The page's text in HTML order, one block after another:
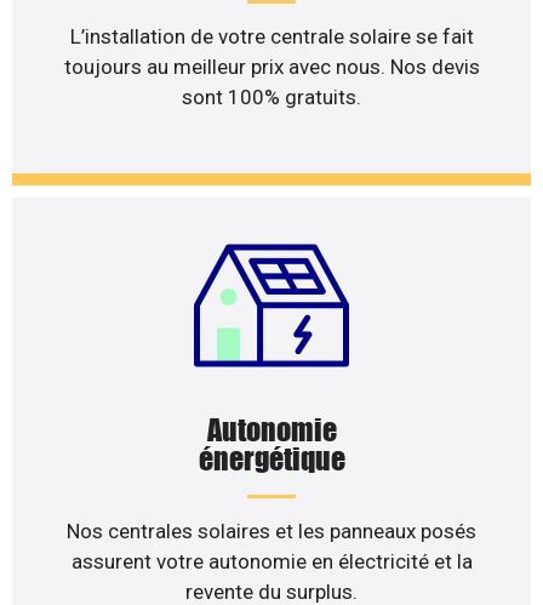
L’installation de votre centrale solaire se fait
toujours au meilleur prix avec nous. Nos devis
sont 100% gratuits.
Autonomie
énergétique
Nos centrales solaires et les panneaux posés
assurent votre autonomie en électricité et la
revente du surplus.